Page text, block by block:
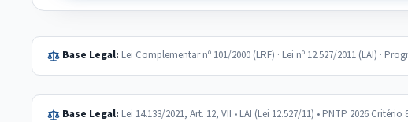
Base Legal: Lei Complementar nº 101/2000 (LRF) · Lei nº 12.527/2011 (LAI) ·
Base Legal: Lei 14.133/2021, Art. 12, VII • LAI (Lei 12.527/11) • PNTP 2026 Critério